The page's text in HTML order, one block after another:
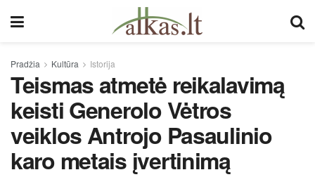
Pradžia Kultūra Istorija
Teismas atmetė reikalavimą
keisti Generolo Vėtros
veiklos Antrojo Pasaulinio
karo metais įvertinimą